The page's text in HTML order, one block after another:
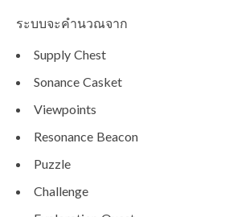
ระบบจะคำนวณจาก
Supply Chest
Sonance Casket
Viewpoints
Resonance Beacon
Puzzle
Challenge